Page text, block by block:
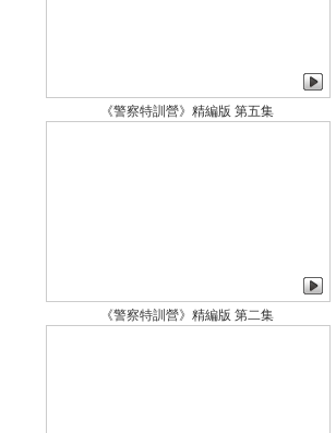
《警察特訓營》精編版 第五集
《警察特訓營》精編版 第二集